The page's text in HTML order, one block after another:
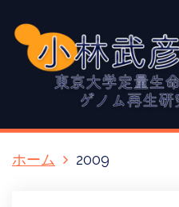
ホーム 2009